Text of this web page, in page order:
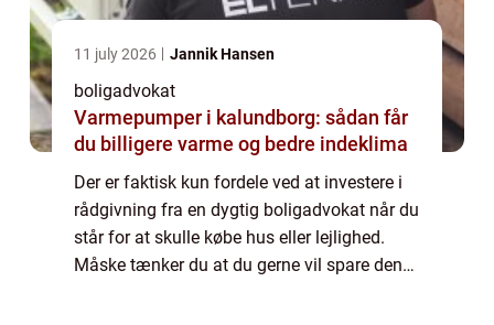
11 july 2026 Jannik Hansen
boligadvokat
Varmepumper i kalundborg: sådan får
du billigere varme og bedre indeklima
Der er faktisk kun fordele ved at investere i
rådgivning fra en dygtig boligadvokat når du
står for at skulle købe hus eller lejlighed.
Måske tænker du at du gerne vil spare den